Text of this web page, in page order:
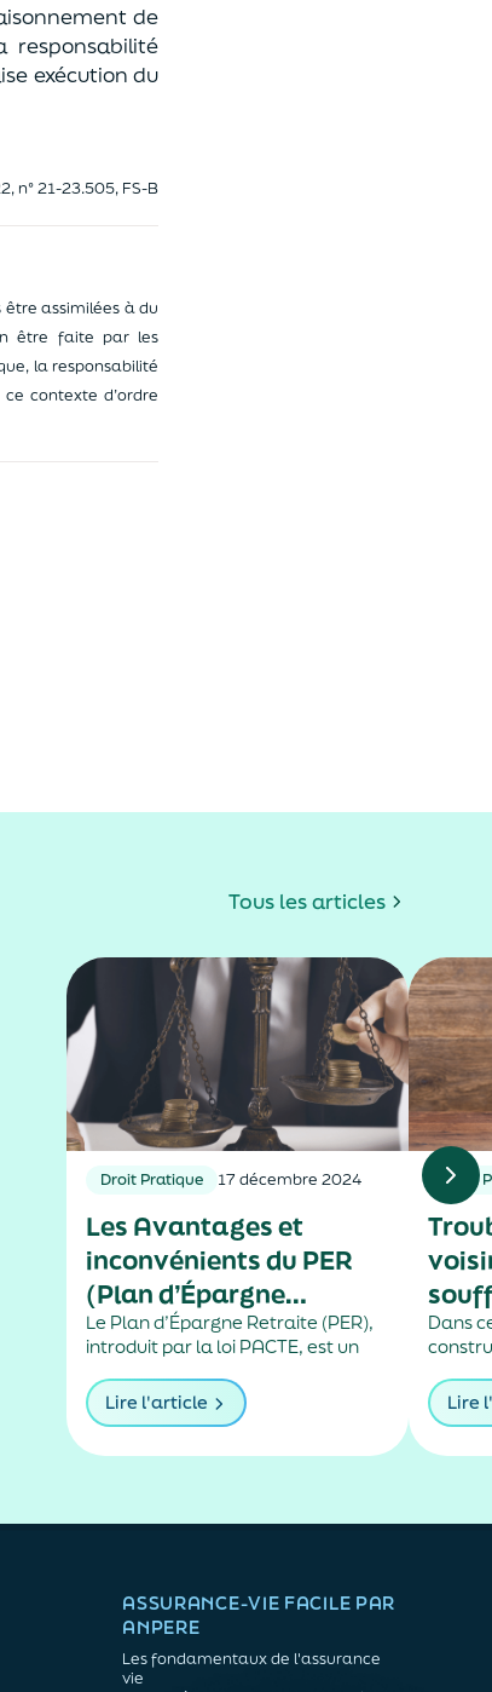
de
responsabilité
exécution du
n° 21-23.505, FS-B
assimilées à du
être faite par les
la responsabilité
contexte d’ordre
Tous les articles
Droit Pratique 17 décembre 2024
Les Avantages et
inconvénients du PER
(Plan d’Épargne
Retraite) en Droit
Français
Le Plan d’Épargne Retraite (PER),
introduit par la loi PACTE, est un
destiné à préparer sa retraite. Il se
décline en trois formes : le PER
Lire l'article
Droit
Dans
Lire
ASSURANCE-VIE FACILE PAR
ANPERE
Les fondamentaux de l'assurance
vie